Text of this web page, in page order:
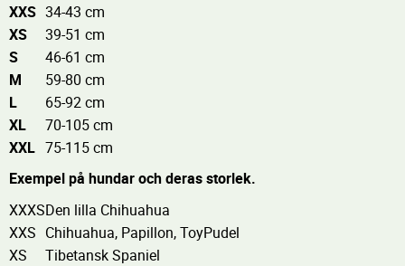
XXS 34-43 cm
XS
39-51 cm
S
46-61 cm
M
59-80 cm
L
65-92 cm
XL
70-105 cm
XXL 75-115 cm
Exempel på hundar och deras storlek.
XXXSDen lilla Chihuahua
XXS Chihuahua, Papillon, ToyPudel
XS
Tibetansk Spaniel